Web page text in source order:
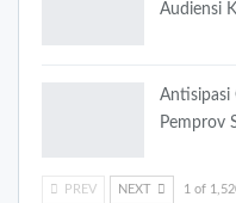
Audiensi
Antisipasi
Pemprov
PREV NEXT 1 of